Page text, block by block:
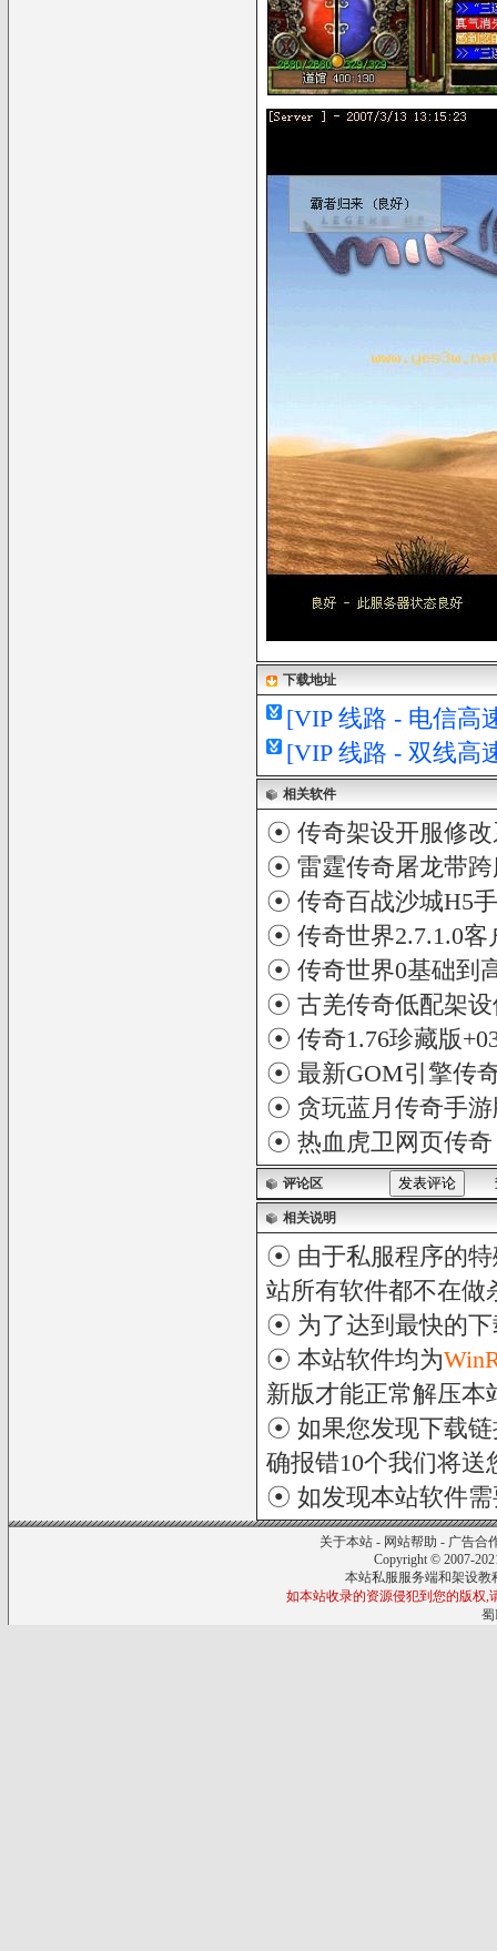
下载地址
[VIP 线路 - 电信高
[VIP 线路 - 双线高
相关软件
☉ 传奇架设开服修
☉ 雷霆传奇屠龙带
☉ 传奇百战沙城H5
☉ 传奇世界2.7.1.0客
☉ 传奇世界0基础到
☉ 古羌传奇低配架
☉ 传奇1.76珍藏版
☉ 最新GOM引擎传
☉ 贪玩蓝月传奇手
☉ 热血虎卫网页传奇
评论区
相关说明
☉ 由于私服程序的特
站所有软件都不在做
☉ 为了达到最快的
☉ 本站软件均为
新版才能正常解压本
☉ 如果您发现下载链
确报错10个我们将送
☉ 如发现本站软件
关于本站- 网站帮助 - 广告合
Copyright © 2007-
本站私服服务端和架设教
如本站收录的资源侵犯到您的版权,
蜀